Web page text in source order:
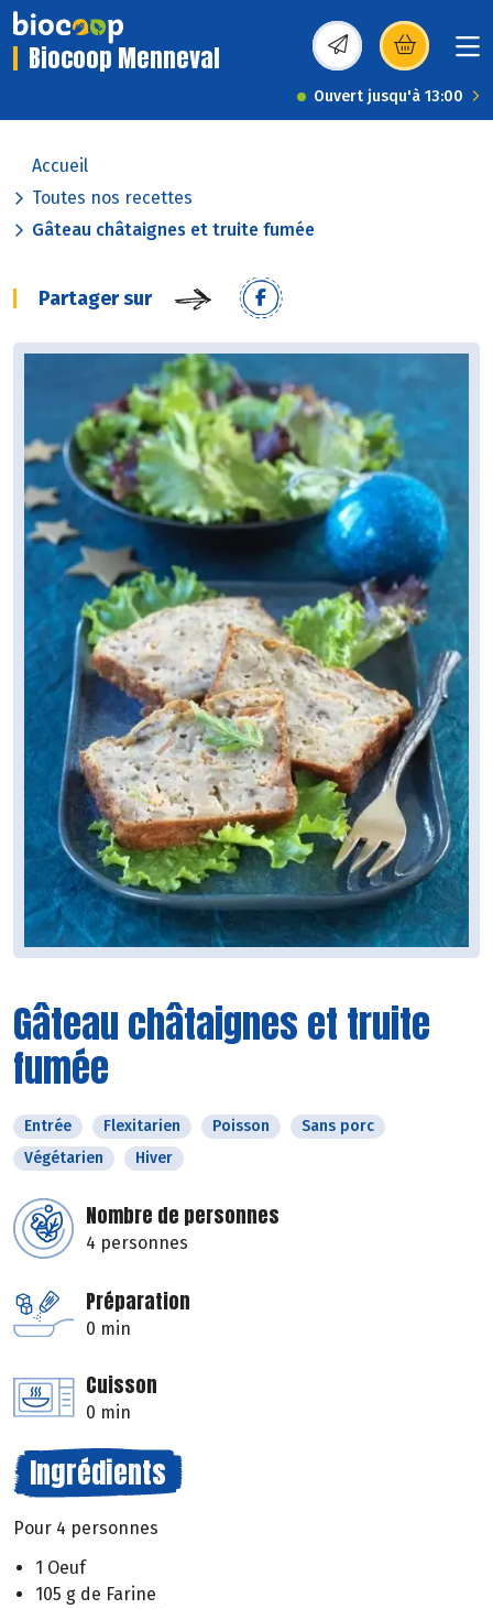
Biocoop Menneval (s’ouvre dans une
Ouvert jusqu'à 13:00
Accueil
Toutes nos recettes
Gâteau châtaignes et truite fumée
Partager sur
Gâteau châtaignes et truite
fumée
Entrée Flexitarien Poisson
Sans porc
Végétarien
Hiver
Nombre de personnes
4 personnes
Préparation
0 min
Cuisson
0 min
Ingrédients
Pour 4 personnes
1 Oeuf
105 g de Farine